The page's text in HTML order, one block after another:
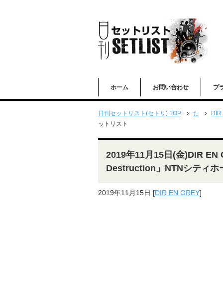
ホーム お問い合わせ プ
日刊セットリスト(セトリ) TOP た
ットリスト
2019年11月15日(金)DIR
Destruction」NTNシティホ
2019年11月15日 [DIR EN GREY]